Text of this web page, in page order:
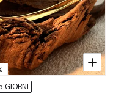
GIORNI